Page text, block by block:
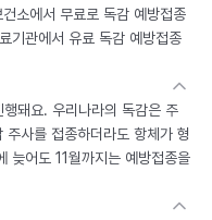
소에서 무료로 독감 예방접종
기관에서 유료 독감 예방접종
돼요. 우리나라의 독감은 주
사를 접종하더라도 항체가 형
늦어도 11월까지는 예방접종을